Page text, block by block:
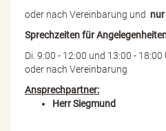
oder nach Vereinbarung und
Sprechzeiten für
Di. 9:00 - 12:00 und 13:00 - 18:00
oder nach Vereinbarung
Ansprechpartner:
Herr Siegmund